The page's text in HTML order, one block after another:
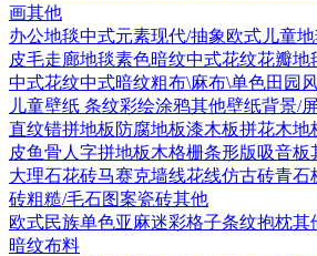
画其他
办公地毯中式元素现代/抽象欧式 儿童
皮毛走廊地毯素色暗纹中式花纹花瓣地
中式花纹中式暗纹粗布\麻布\单色田园
儿童壁纸 条纹彩绘涂鸦其他壁纸背景/
直纹错拼地板 防腐地板漆木板拼花木地
皮鱼骨人字拼地板木格栅条形版吸音板
大理石花砖马赛克墙线花线仿古砖青石
砖粗糙/毛石图案瓷砖其他
欧式民族单色亚麻迷彩格子条纹抱枕其
暗纹布料